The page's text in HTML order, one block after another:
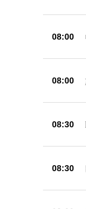
08:00
08:00
08:30
08:30